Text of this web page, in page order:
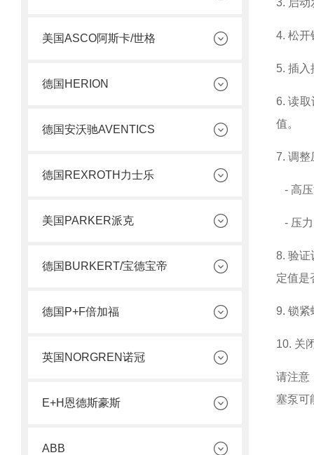
美国ASCO阿斯卡/世格
德国HERION
德国安沃驰AVENTICS
德国REXROTH力士乐
美国PARKER派克
德国BURKERT/宝德宝帝
德国P+F倍加福
英国NORGREN诺冠
E+H恩德斯豪斯
ABB
3. 启动
4. 松开
5. 插
6. 读
值。
7. 调整
- 高压
- 压力
8. 验证
定值是
9. 锁紧
10. 关
请注意
塞泵可